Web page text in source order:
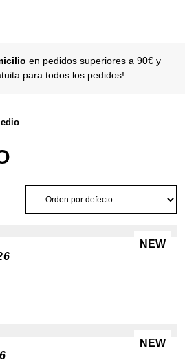
en pedidos superiores a 90€ y
para todos los pedidos!
NEW
NEW